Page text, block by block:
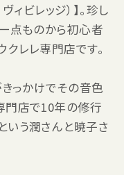
ビレッジ）】。珍し
点ものから初心者
レレ専門店です。
っかけでその音色
門店で10年の修行
いう潤さんと暁子さ